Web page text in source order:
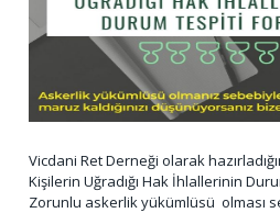
Vicdani Ret Derneği olarak
Kişilerin Uğradığı Hak İhlallerinin
Zorunlu askerlik yükümlüsü olması